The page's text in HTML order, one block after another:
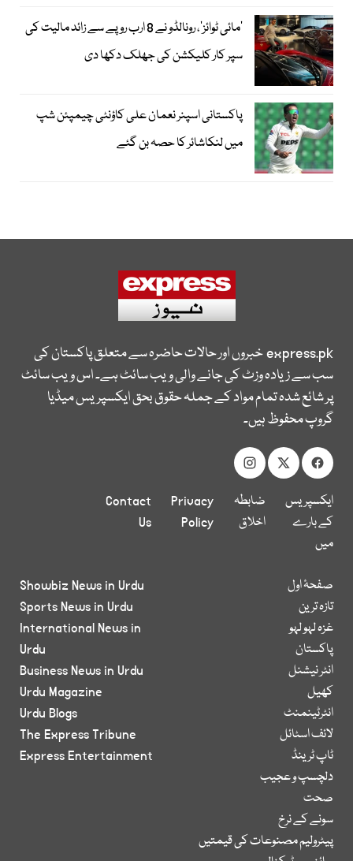
’مائی ٹوائز‘، رونالڈو نے 8 ارب روپے سے زائد مالیت کی
سپر کار کلیکشن کی جھلک دکھا دی
پاکستانی اسپنر نعمان علی کاؤنٹی چیمپئن شپ
میں لنکاشائر کا حصہ بن گئے
express.pkخبروں اور حالات حاضرہ سے متعلق پاکستان کی
سب سے زیادہ وزٹ کی جانے والی ویب سائٹ ہے۔ اس ویب سائٹ
پر شائع شدہ تمام مواد کے جملہ حقوق بحق ایکسپریس میڈیا
گروپ محفوظ ہیں۔
ایکسپریس
کے بارے
میں
ضابطہ
اخلاق
Privacy
Policy
Contact
Us
صفحۂ اول
تازہ ترین
غزہ لہو لہو
پاکستان
انٹر نیشنل
کھیل
انٹرٹینمنٹ
لائف اسٹائل
ٹاپ ٹرینڈ
دلچسپ و عجیب
صحت
سونے کے نرخ
پیٹرولیم مصنوعات کی قیمتیں
Showbiz News in Urdu
Sports News in Urdu
International News in
Urdu
Business News in Urdu
Urdu Magazine
Urdu Blogs
The Express Tribune
Express Entertainment